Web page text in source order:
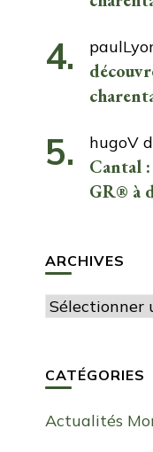
hugoV
Cantal
GR® à
ARCHIVES
Archives
CATÉGORIES
Actualités